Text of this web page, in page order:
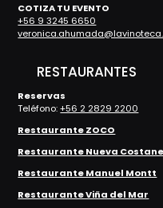
COTIZA TU EVENTO
+56 9 3245 6650
RESTAURANTES
Reservas
Teléfono:+56 2 2829 2200
Restaurante ZOCO
Restaurante Nueva
Restaurante Manuel Montt
Restaurante Viña del Mar